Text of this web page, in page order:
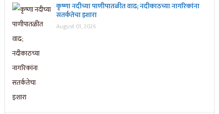
कृष्णा नदीच्या पाणीपातळीत वाढ; नदीकाठच्या नागरिकांना
सतर्कतेचा इशारा
August 01, 2026